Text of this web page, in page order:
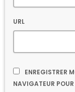
URL
ENREGISTRER
NAVIGATEUR